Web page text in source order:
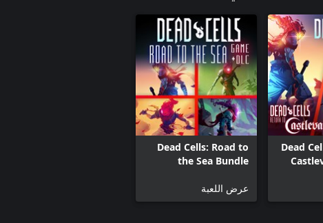
Dead
Dead Cells: Road to
the Sea Bundle
عرض اللعبة